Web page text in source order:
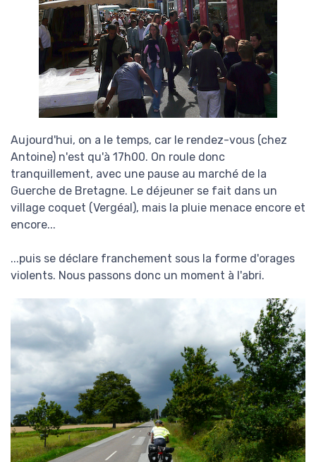
Aujourd'hui, on a le temps, car le rendez-vous (chez
Antoine) n'est qu'à 17h00. On roule donc
tranquillement, avec une pause au marché de la
Guerche de Bretagne. Le déjeuner se fait dans un
village coquet (Vergéal), mais la pluie menace encore et
encore...
...puis se déclare franchement sous la forme d'orages
violents. Nous passons donc un moment à l'abri.